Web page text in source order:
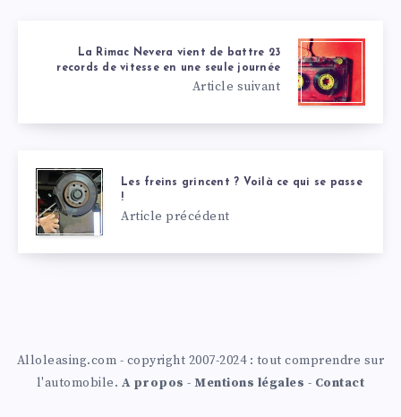
La Rimac Nevera vient de battre 23
records de vitesse en une seule journée
Article suivant
Les freins grincent ? Voilà ce qui se passe
!
Article précédent
Alloleasing.com - copyright 2007-2024 : tout comprendre sur
l'automobile. A propos -Mentions légales - Contact